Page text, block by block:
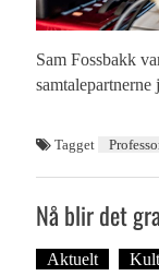
Sam Fossbakk
Tagget
Nå blir det
Aktuelt